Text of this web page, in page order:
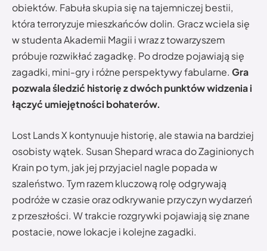
obiektów. Fabuła skupia się na tajemniczej bestii,
która terroryzuje mieszkańców dolin. Gracz wciela się
w studenta Akademii Magii i wraz z towarzyszem
próbuje rozwikłać zagadkę. Po drodze pojawiają się
zagadki, mini-gry i różne perspektywy fabularne. Gra
pozwala śledzić historię z dwóch punktów widzenia i
łączyć umiejętności bohaterów.
Lost Lands X kontynuuje historię, ale stawia na bardziej
osobisty wątek. Susan Shepard wraca do Zaginionych
Krain po tym, jak jej przyjaciel nagle popada w
szaleństwo. Tym razem kluczową rolę odgrywają
podróże w czasie oraz odkrywanie przyczyn wydarzeń
z przeszłości. W trakcie rozgrywki pojawiają się znane
postacie, nowe lokacje i kolejne zagadki.